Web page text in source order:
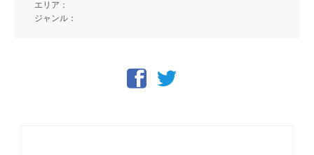
エリア：
ジャンル：